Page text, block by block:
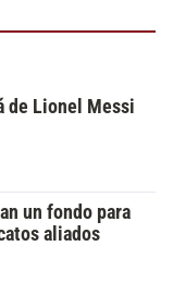
de Lionel Messi
un fondo para
aliados